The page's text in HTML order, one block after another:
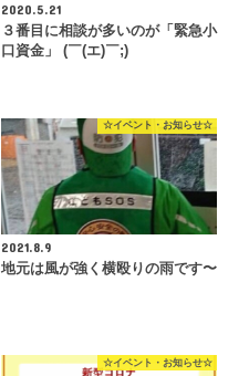
2020.5.21
３番目に相談が多いのが「緊急小
口資金」 (￣(エ)￣;)
☆イベント・お知らせ☆
2021.8.9
地元は風が強く横殴りの雨です〜
☆イベント・お知らせ☆